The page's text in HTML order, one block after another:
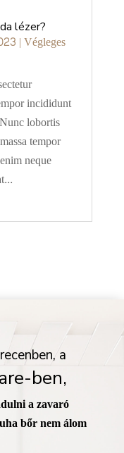
lézer?
|Végleges
incididunt
lobortis
tempor
neque
a
ben,
a zavaró
bőr nem álom